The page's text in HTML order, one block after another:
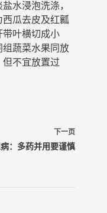
水浸泡洗涤，
瓜去皮及红瓤
带叶横切成小
蔬菜水果同放
不宜放置过
下一页
：多药并用要谨慎